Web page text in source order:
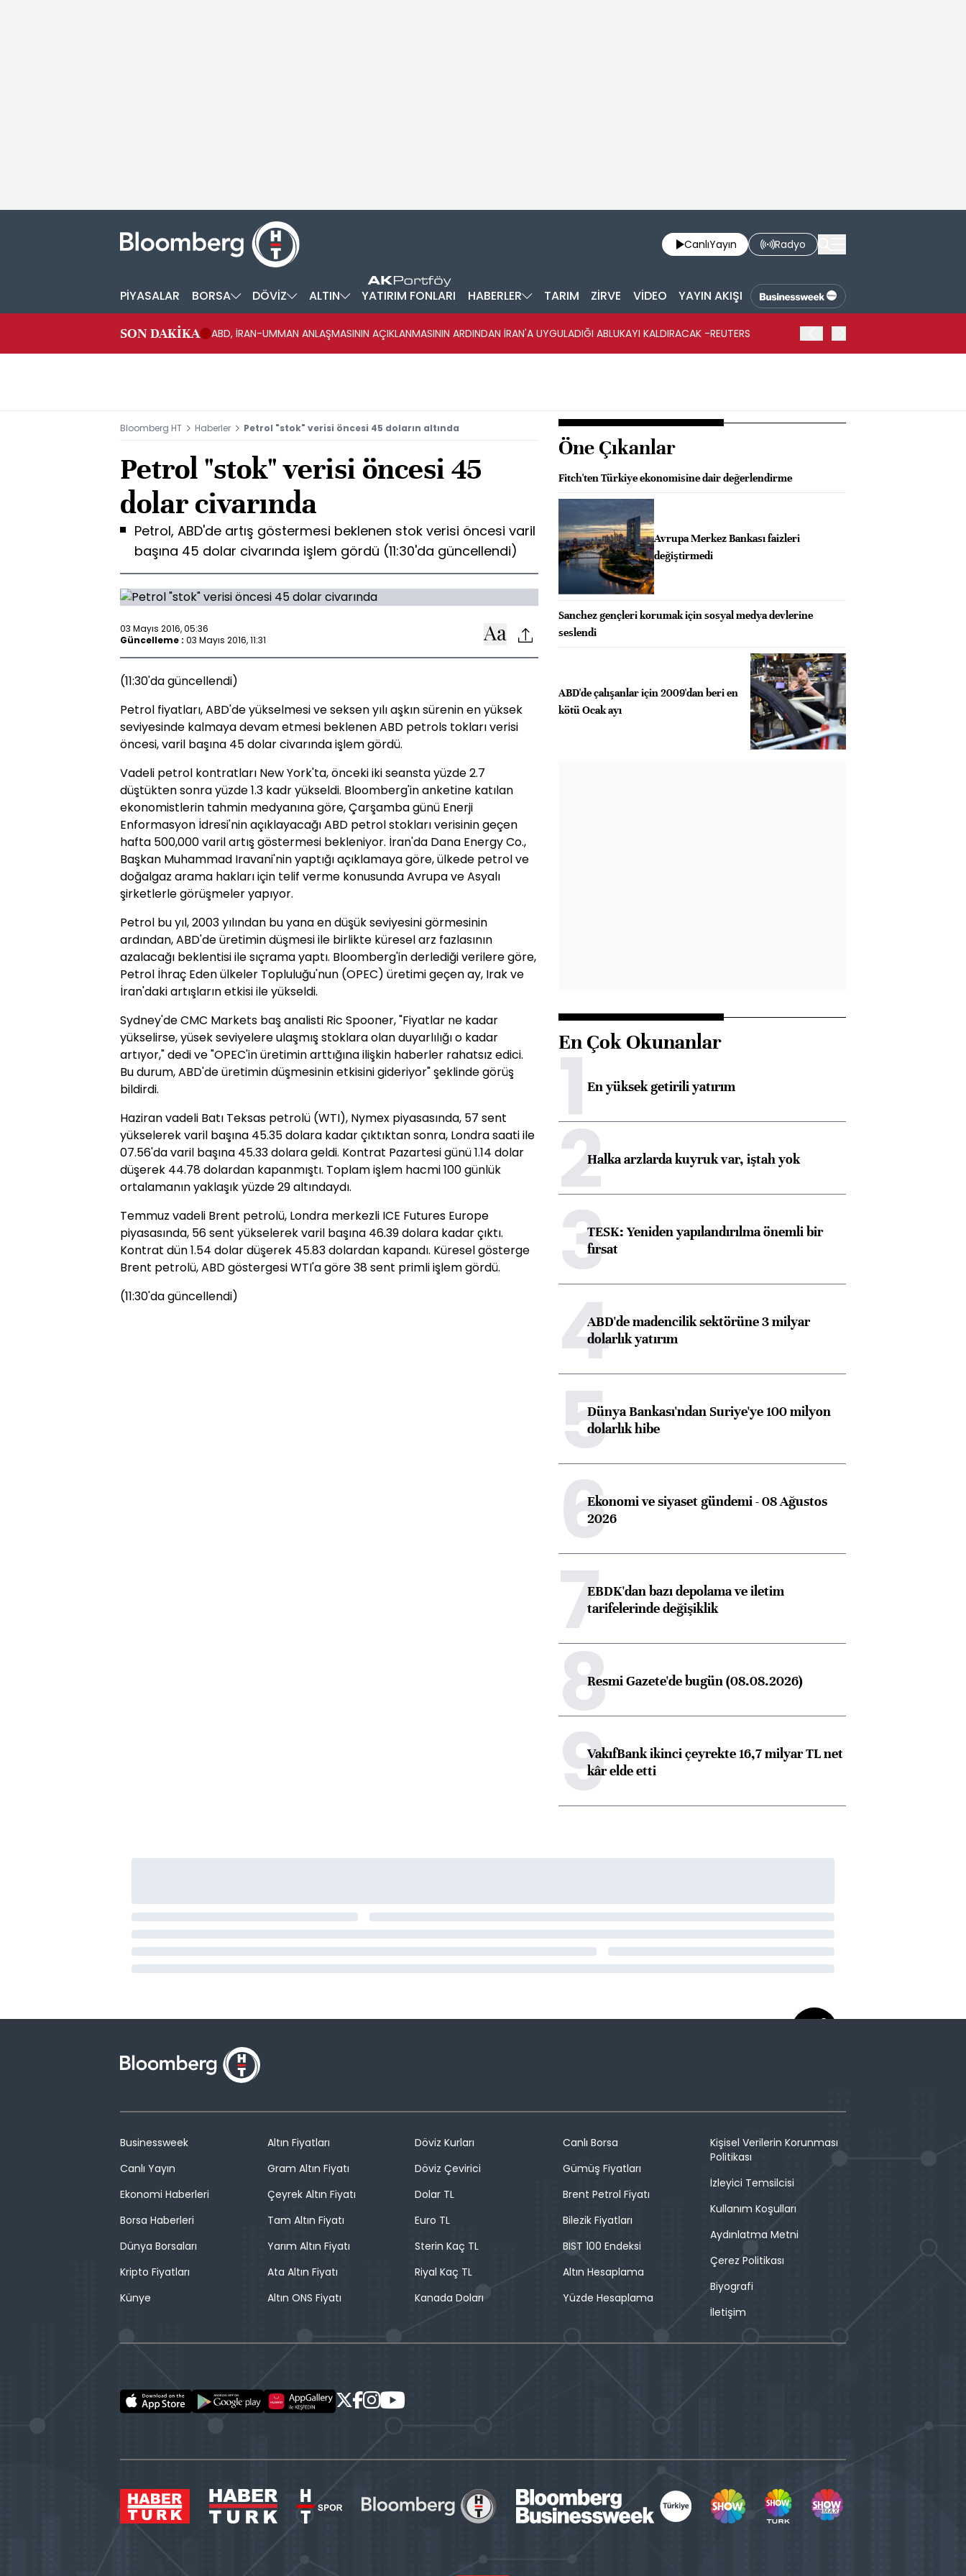
CanlıYayın Radyo
PİYASALAR BORSA DÖVİZ ALTIN YATIRIM FONLARI HABERLER TARIM ZİRVE VİDEO YAYIN AKIŞI
SON DAKİKA ABD, İRAN-UMMAN ANLAŞMASININ AÇIKLANMASININ ARDINDAN İRAN'A UYGULADIĞI ABLUKAYI KALDIRACAK -REUTERS
Bloomberg HT Haberler Petrol "stok" verisi öncesi 45 doların altında
Petrol "stok" verisi öncesi 45
dolar civarında
Petrol, ABD'de artış göstermesi beklenen stok verisi öncesi varil
başına 45 dolar civarında işlem gördü (11:30'da güncellendi)
03 Mayıs 2016, 05:36
Güncelleme : 03 Mayıs 2016, 11:31
(11:30'da güncellendi)
Petrol fiyatları, ABD'de yükselmesi ve seksen yılı aşkın sürenin en yüksek
seviyesinde kalmaya devam etmesi beklenen ABD petrols tokları verisi
öncesi, varil başına 45 dolar civarında işlem gördü.
Vadeli petrol kontratları New York'ta, önceki iki seansta yüzde 2.7
düştükten sonra yüzde 1.3 kadr yükseldi. Bloomberg'in anketine katılan
ekonomistlerin tahmin medyanına göre, Çarşamba günü Enerji
Enformasyon İdresi'nin açıklayacağı ABD petrol stokları verisinin geçen
hafta 500,000 varil artış göstermesi bekleniyor. İran'da Dana Energy Co.,
Başkan Muhammad Iravani'nin yaptığı açıklamaya göre, ülkede petrol ve
doğalgaz arama hakları için telif verme konusunda Avrupa ve Asyalı
şirketlerle görüşmeler yapıyor.
Petrol bu yıl, 2003 yılından bu yana en düşük seviyesini görmesinin
ardından, ABD'de üretimin düşmesi ile birlikte küresel arz fazlasının
azalacağı beklentisi ile sıçrama yaptı. Bloomberg'in derlediği verilere göre,
Petrol İhraç Eden ülkeler Topluluğu'nun (OPEC) üretimi geçen ay, Irak ve
İran'daki artışların etkisi ile yükseldi.
Sydney'de CMC Markets baş analisti Ric Spooner, "Fiyatlar ne kadar
yükselirse, yüsek seviyelere ulaşmış stoklara olan duyarlılığı o kadar
artıyor," dedi ve "OPEC'in üretimin arttığına ilişkin haberler rahatsız edici.
Bu durum, ABD'de üretimin düşmesinin etkisini gideriyor" şeklinde görüş
bildirdi.
Haziran vadeli Batı Teksas petrolü (WTI), Nymex piyasasında, 57 sent
yükselerek varil başına 45.35 dolara kadar çıktıktan sonra, Londra saati ile
07.56'da varil başına 45.33 dolara geldi. Kontrat Pazartesi günü 1.14 dolar
düşerek 44.78 dolardan kapanmıştı. Toplam işlem hacmi 100 günlük
ortalamanın yaklaşık yüzde 29 altındaydı.
Temmuz vadeli Brent petrolü, Londra merkezli ICE Futures Europe
piyasasında, 56 sent yükselerek varil başına 46.39 dolara kadar çıktı.
Kontrat dün 1.54 dolar düşerek 45.83 dolardan kapandı. Küresel gösterge
Brent petrolü, ABD göstergesi WTI'a göre 38 sent primli işlem gördü.
(11:30'da güncellendi)
Öne Çıkanlar
Fitch'ten Türkiye ekonomisine dair değerlendirme
Avrupa Merkez Bankası faizleri
değiştirmedi
Sanchez gençleri korumak için sosyal medya devlerine
seslendi
ABD'de çalışanlar için 2009'dan beri en
kötü Ocak ayı
En Çok Okunanlar
1En yüksek getirili yatırım
2Halka arzlarda kuyruk var, iştah yok
3TESK: Yeniden yapılandırılma önemli bir
fırsat
4ABD'de madencilik sektörüne 3 milyar
dolarlık yatırım
5Dünya Bankası'ndan Suriye'ye 100 milyon
dolarlık hibe
6Ekonomi ve siyaset gündemi - 08 Ağustos
2026
7EBDK'dan bazı depolama ve iletim
tarifelerinde değişiklik
8Resmi Gazete'de bugün (08.08.2026)
9VakıfBank ikinci çeyrekte 16,7 milyar TL net
kâr elde etti
Businessweek
Canlı Yayın
Ekonomi Haberleri
Borsa Haberleri
Dünya Borsaları
Kripto Fiyatları
Künye
Altın Fiyatları
Gram Altın Fiyatı
Çeyrek Altın Fiyatı
Tam Altın Fiyatı
Yarım Altın Fiyatı
Ata Altın Fiyatı
Altın ONS Fiyatı
Döviz Kurları
Döviz Çevirici
Dolar TL
Euro TL
Sterin Kaç TL
Riyal Kaç TL
Kanada Doları
Canlı Borsa
Gümüş Fiyatları
Brent Petrol Fiyatı
Bilezik Fiyatları
BIST 100 Endeksi
Altın Hesaplama
Yüzde Hesaplama
Kişisel Verilerin Korunması
Politikası
İzleyici Temsilcisi
Kullanım Koşulları
Aydınlatma Metni
Çerez Politikası
Biyografi
İletişim